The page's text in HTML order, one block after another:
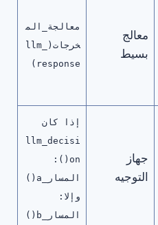
معالج
بسيط
معالجة_الم
خرجات(llm_
response)
جهاز
التوجيه
إذا كان
llm_decisi
on():
المسار_a()
وإلا:
المسار_b()